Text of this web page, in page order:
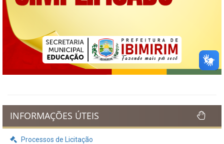
INFORMAÇÕES ÚTEIS
Processos de Licitação